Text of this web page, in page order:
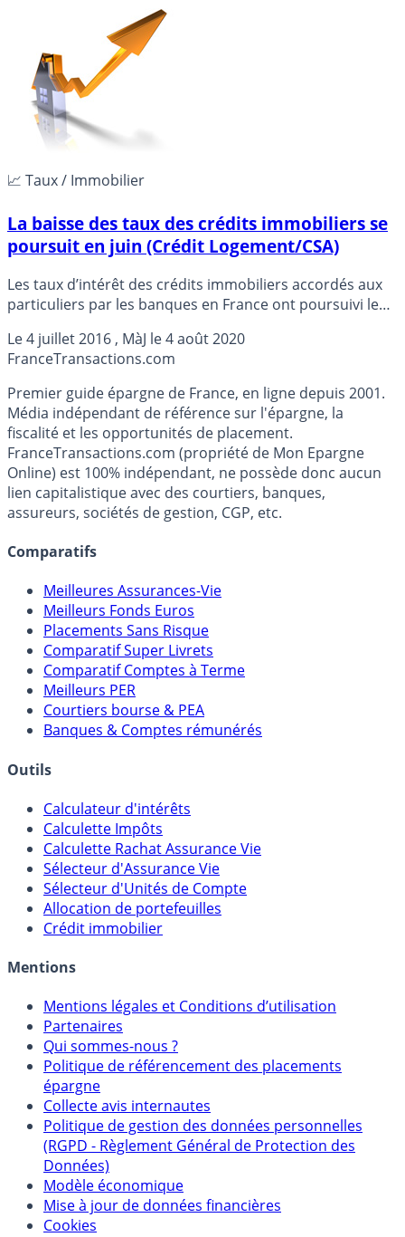
affirmé jeudi les notaires.
📈 Taux / Immobilier
La baisse des taux des crédits immobiliers se
poursuit en juin (Crédit Logement/CSA)
Les taux d’intérêt des crédits immobiliers accordés aux
particuliers par les banques en France ont poursuivi leur
selon une étude publiée lundi.
Le4 juillet 2016 , MàJ le4 août 2020
FranceTransactions.com
Premier guide épargne de France, en ligne depuis 2001.
Média indépendant de référence sur l'épargne, la
fiscalité et les opportunités de placement.
FranceTransactions.com (propriété de Mon Epargne
Online) est 100% indépendant, ne possède donc aucun
lien capitalistique avec des courtiers, banques,
assureurs, sociétés de gestion, CGP, etc.
Comparatifs
Meilleures Assurances-Vie
Meilleurs Fonds Euros
Placements Sans Risque
Comparatif Super Livrets
Comparatif Comptes à Terme
Meilleurs PER
Courtiers bourse & PEA
Banques & Comptes rémunérés
Outils
Calculateur d'intérêts
Calculette Impôts
Calculette Rachat Assurance Vie
Sélecteur d'Assurance Vie
Sélecteur d'Unités de Compte
Allocation de portefeuilles
Crédit immobilier
Mentions
Mentions légales et Conditions d’utilisation
Partenaires
Qui sommes-nous ?
Politique de référencement des placements
épargne
Collecte avis internautes
Politique de gestion des données personnelles
(RGPD - Règlement Général de Protection des
Données)
Modèle économique
Mise à jour de données financières
Cookies